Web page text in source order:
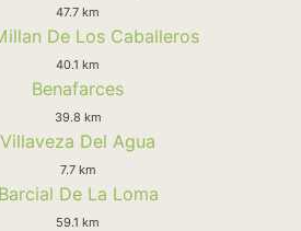
47.7 km
De Los Caballeros
40.1 km
Benafarces
39.8 km
Villaveza Del Agua
7.7 km
Barcial De La Loma
59.1 km